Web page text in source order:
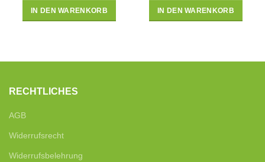
IN DEN WARENKORB IN DEN WARENKORB
RECHTLICHES
AGB
Widerrufsrecht
Widerrufsbelehrung